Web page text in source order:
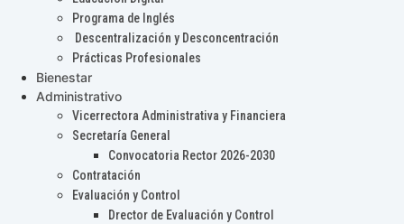
Programa de Inglés
Descentralización y Desconcentración
Prácticas Profesionales
Bienestar
Administrativo
Vicerrectora Administrativa y Financiera
Secretaría General
Convocatoria Rector 2026-2030
Contratación
Evaluación y Control
Drector de Evaluación y Control